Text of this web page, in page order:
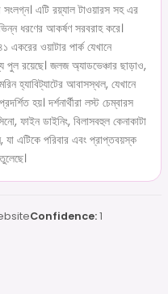
সংলগ্ন। এটি রয়্যাল টাওয়ারস সহ এর
ধরণের আকর্ষণ সরবরাহ করে।
একরের ওয়াটার পার্ক যেখানে
পুল রয়েছে। জলজ অ্যাডভেঞ্চার ছাড়াও,
হ্যাবিট্যাটের আবাসস্থল, যেখানে
হয়। দর্শনার্থীরা লস্ট চেম্বারস
ফাইন ডাইনিং, বিলাসবহুল কেনাকাটা
এটিকে পরিবার এবং প্রাপ্তবয়স্ক
Confidence:1